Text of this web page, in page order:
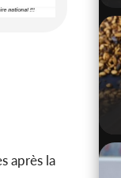
après la